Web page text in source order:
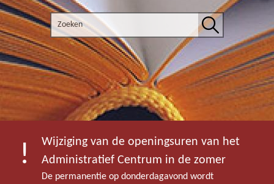
Search the site
Zoeken
Wijziging van de openingsuren van het
Administratief Centrum in de zomer
De permanentie op donderdagavond wordt